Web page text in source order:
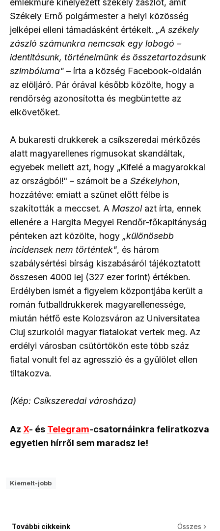
emlékműre kihelyezett székely zászlót, amit
Székely Ernő polgármester a helyi közösség
jelképei elleni támadásként értékelt. „A székely
zászló számunkra nemcsak egy lobogó –
identitásunk, történelmünk és összetartozásunk
szimbóluma" – írta a község Facebook-oldalán
az elöljáró. Pár órával később közölte, hogy a
rendőrség azonosította és megbüntette az
elkövetőket.
A bukaresti drukkerek a csíkszeredai mérkőzés
alatt magyarellenes rigmusokat skandáltak,
egyebek mellett azt, hogy „Kifelé a magyarokkal
az országból!" – számolt be a Székelyhon,
hozzátéve: emiatt a szünet előtt félbe is
szakították a meccset. A Maszolazt írta, ennek
ellenére a Hargita Megyei Rendőr-főkapitányság
pénteken azt közölte, hogy „különösebb
incidensek nem történtek", és három
szabálysértési bírság kiszabásáról tájékoztatott
összesen 4000 lej (327 ezer forint) értékben.
Erdélyben ismét a figyelem központjába került a
román futballdrukkerek magyarellenessége,
miután hétfő este Kolozsváron az Universitatea
Cluj szurkolói magyar fiatalokat vertek meg. Az
erdélyi városban csütörtökön este több száz
fiatal vonult fel az agresszió és a gyűlölet ellen
tiltakozva.
(Kép: Csíkszeredai városháza)
Az X- és Telegram-csatornáinkra feliratkozva
egyetlen hírről sem maradsz le!
Kiemelt-jobb
További cikkeink Összes